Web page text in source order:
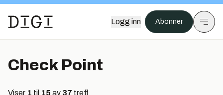
Logg inn Abonner
Check Point
Viser 1 til 15 av 37 treff